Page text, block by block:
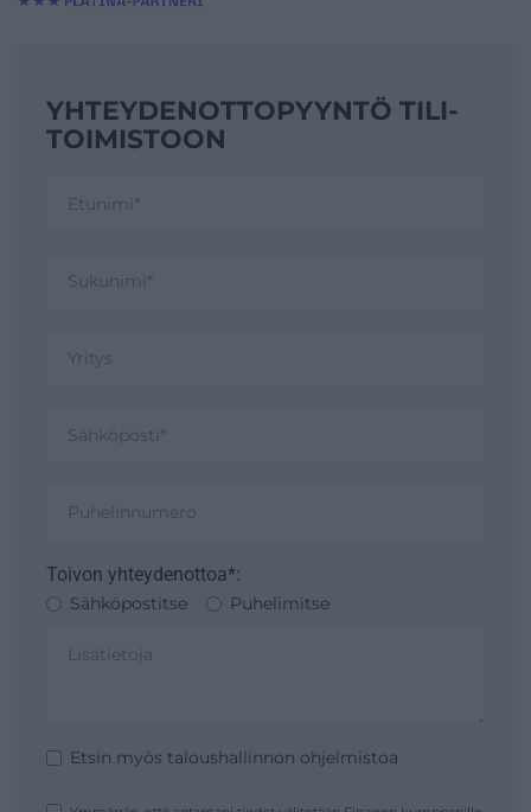
YHTEYDENOTTO­PYYNTÖ TILI­
TOIMISTOON
Toivon yhteydenottoa*:
Sähköpostitse Puhelimitse
Etsin myös taloushallinnon ohjelmistoa